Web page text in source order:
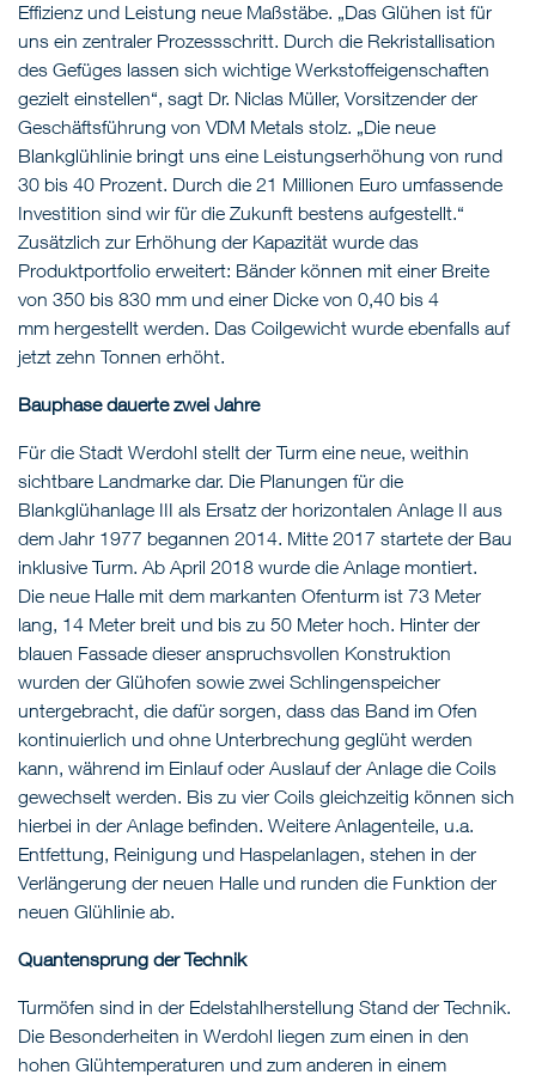
Effizienz und Leistung neue Maßstäbe. „Das Glühen ist für
uns ein zentraler Prozessschritt. Durch die Rekristallisation
des Gefüges lassen sich wichtige Werkstoffeigenschaften
gezielt einstellen“, sagt Dr. Niclas Müller, Vorsitzender der
Geschäftsführung von VDM Metals stolz. „Die neue
Blankglühlinie bringt uns eine Leistungserhöhung von rund
30 bis 40 Prozent. Durch die 21 Millionen Euro umfassende
Investition sind wir für die Zukunft bestens aufgestellt.“
Zusätzlich zur Erhöhung der Kapazität wurde das
Produktportfolio erweitert: Bänder können mit einer Breite
von 350 bis 830 mm und einer Dicke von 0,40 bis 4
mm hergestellt werden. Das Coilgewicht wurde ebenfalls auf
jetzt zehn Tonnen erhöht.
Bauphase dauerte zwei Jahre
Für die Stadt Werdohl stellt der Turm eine neue, weithin
sichtbare Landmarke dar. Die Planungen für die
Blankglühanlage III als Ersatz der horizontalen Anlage II aus
dem Jahr 1977 begannen 2014. Mitte 2017 startete der Bau
inklusive Turm. Ab April 2018 wurde die Anlage montiert.
Die neue Halle mit dem markanten Ofenturm ist 73 Meter
lang, 14 Meter breit und bis zu 50 Meter hoch. Hinter der
blauen Fassade dieser anspruchsvollen Konstruktion
wurden der Glühofen sowie zwei Schlingenspeicher
untergebracht, die dafür sorgen, dass das Band im Ofen
kontinuierlich und ohne Unterbrechung geglüht werden
kann, während im Einlauf oder Auslauf der Anlage die Coils
gewechselt werden. Bis zu vier Coils gleichzeitig können sich
hierbei in der Anlage befinden. Weitere Anlagenteile, u.a.
Entfettung, Reinigung und Haspelanlagen, stehen in der
Verlängerung der neuen Halle und runden die Funktion der
neuen Glühlinie ab.
Quantensprung der Technik
Turmöfen sind in der Edelstahlherstellung Stand der Technik.
Die Besonderheiten in Werdohl liegen zum einen in den
hohen Glühtemperaturen und zum anderen in einem